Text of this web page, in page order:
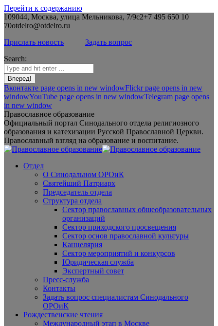
Перейти к содержанию
109044, Москва, улица Мельникова, 7/9с2+7 495 650 10
70otdelro@otdelro.ru
Прислать новость
Задать вопрос
Search:
Вконтакте page opens in new windowFlickr page opens in new
windowYouTube page opens in new windowTelegram page opens
in new window
Православное образование
Официальный портал Синодального отдела религиозного
образования и катехизации Русской Православной Церкви.
Православный взгляд на образование и воспитание.
Отдел
О Синодальном ОРОиК
Святейший Патриарх
Председатель отдела
Структура отдела
Сектор православных общеобразовательных
организаций
Сектор приходского просвещения
Сектор основ православной культуры
Канцелярия
Сектор мероприятий и конкурсов
Юридическая служба
Экспертный совет
Пресс-служба
Контакты
Задать вопрос специалистам Синодального
ОРОиК
Рождественские чтения
Международный этап в Москве